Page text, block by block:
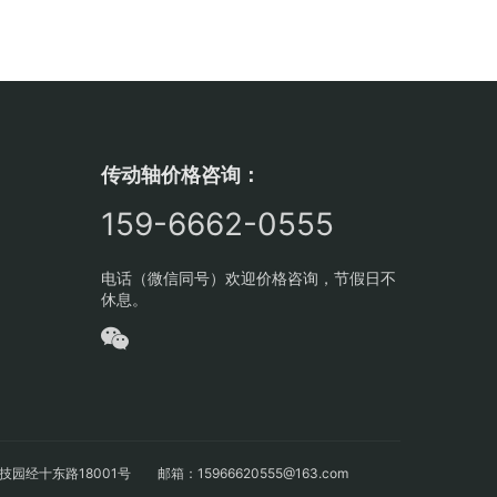
传动轴价格咨询：
159-6662-0555
电话（微信同号）欢迎价格咨询，节假日不
休息。
技园经十东路18001号 邮箱：15966620555@163.com